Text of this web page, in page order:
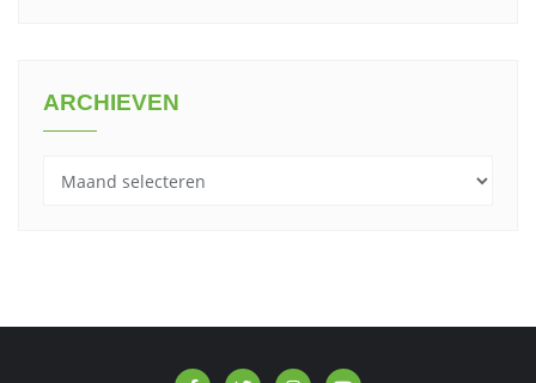
ARCHIEVEN
Archieven